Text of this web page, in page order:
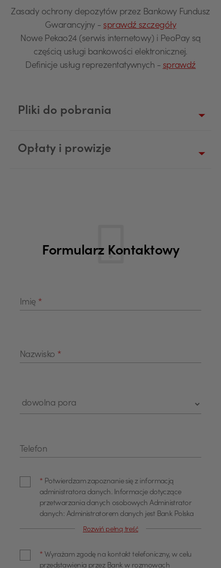
Zasady ochrony depozytów przez Bankowy Fundusz
Gwarancyjny - sprawdź szczegóły
Nowe Pekao24 (serwis internetowy) i PeoPay są
częścią usługi bankowości elektronicznej.
Definicje usług reprezentatywnych - sprawdź
Pliki do pobrania
Opłaty i prowizje
Formularz Kontaktowy
Imię *
Nazwisko *
Telefon
* Potwierdzam zapoznanie się z informacją
administratora danych. Informacje dotyczące
przetwarzania danych osobowych Administrator
danych: Administratorem danych jest Bank Polska
Kasa Opieki Spółka Akcyjna z siedzibą w Warszawie,
skontaktować poprzez adres email
Rozwiń pełną treść
* Wyrażam zgodę na kontakt telefoniczny, w celu
przedstawienia przez Bank w rozmowach